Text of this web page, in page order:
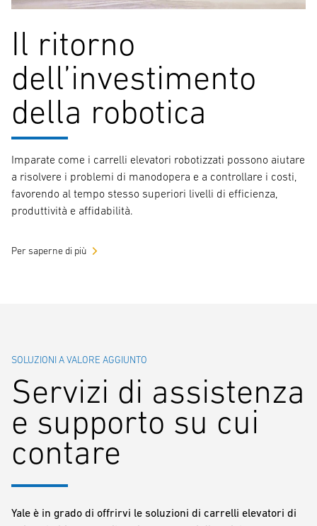
Il ritorno
dell’investimento
della robotica
Imparate come i carrelli elevatori robotizzati possono aiutare
a risolvere i problemi di manodopera e a controllare i costi,
favorendo al tempo stesso superiori livelli di efficienza,
produttività e affidabilità.
Per saperne di più
SOLUZIONI A VALORE AGGIUNTO
Servizi di assistenza
e supporto su cui
contare
Yale è in grado di offrirvi le soluzioni di carrelli elevatori di